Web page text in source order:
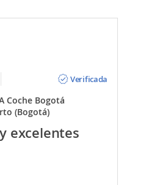
Verificada
Coche Bogotá
(Bogotá)
excelentes